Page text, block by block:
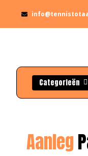
Categorieën
Aanleg